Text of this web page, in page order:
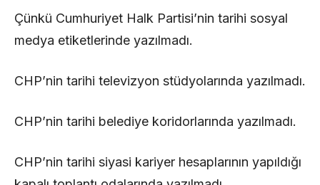
Çünkü Cumhuriyet Halk Partisi’nin tarihi sosyal
medya etiketlerinde yazılmadı.
CHP’nin tarihi televizyon stüdyolarında yazılmadı.
CHP’nin tarihi belediye koridorlarında yazılmadı.
CHP’nin tarihi siyasi kariyer hesaplarının yapıldığı